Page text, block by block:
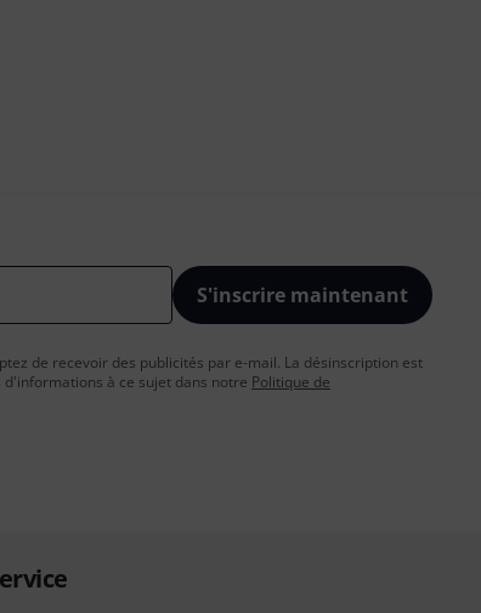
S'inscrire maintenant
de recevoir des publicités par e-mail. La désinscription est
à ce sujet dans notre Politique de